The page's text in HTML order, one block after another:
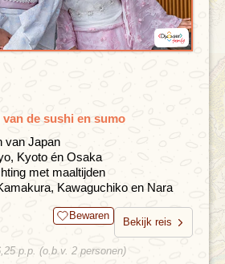
de sushi en sumo
van Japan
Kyoto én Osaka
met maaltijden
Kawaguchiko en Nara
Bewaren
Bekijk reis
p.p. (o.b.v. 2 personen)